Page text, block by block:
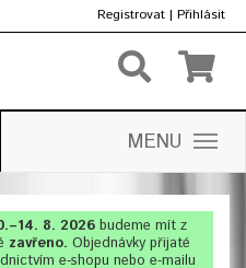
Registrovat | Přihlásit
MENU
8. 2026 budeme mít z
zavřeno. Objednávky přijaté
e-shopu nebo e-mailu